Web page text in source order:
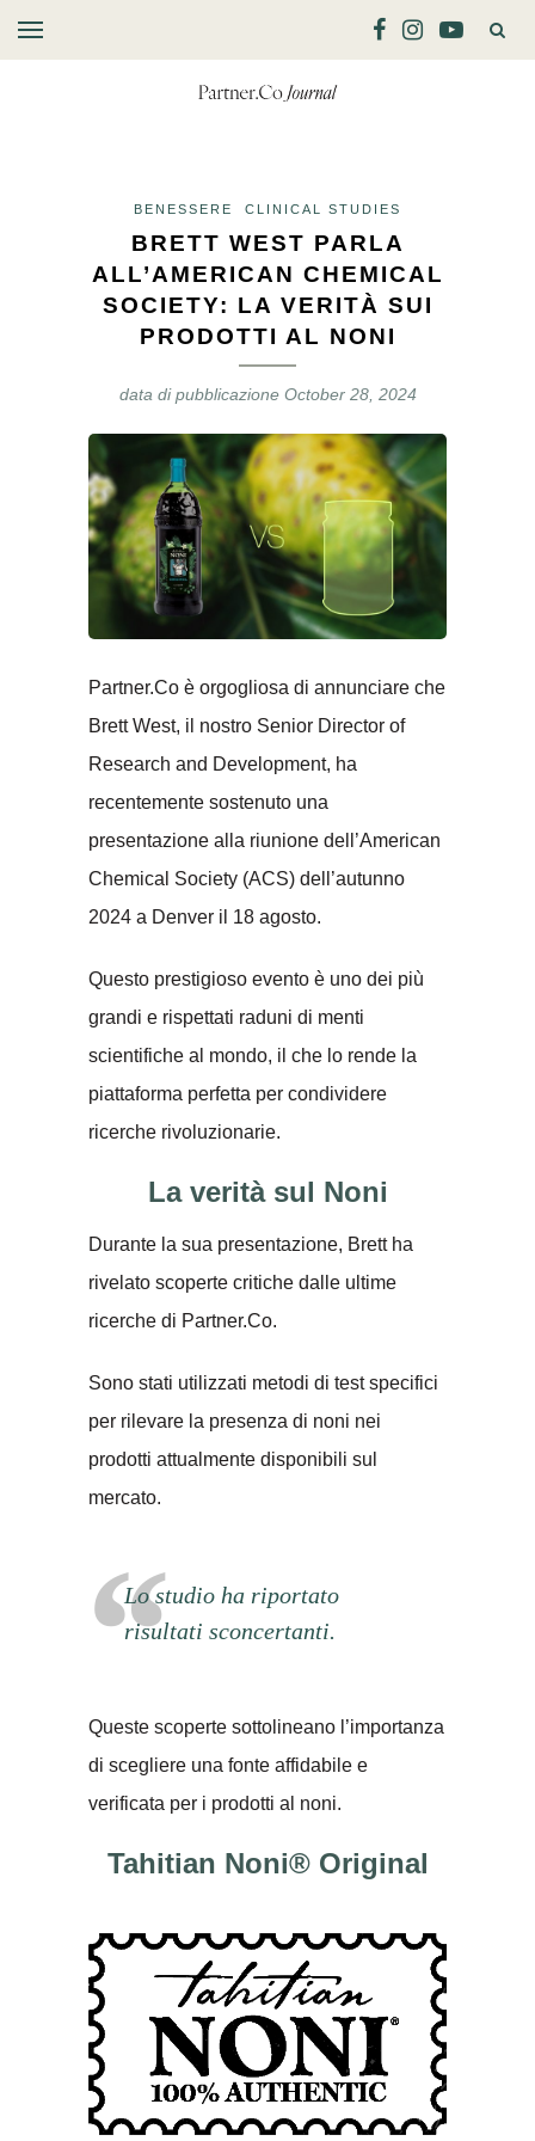
BENESSERE CLINICAL STUDIES
BRETT WEST PARLA
ALL’AMERICAN CHEMICAL
SOCIETY: LA VERITÀ SUI
PRODOTTI AL NONI
data di pubblicazione October 28, 2024
Partner.Co è orgogliosa di annunciare che
Brett West, il nostro Senior Director of
Research and Development, ha
recentemente sostenuto una
presentazione alla riunione dell’American
Chemical Society (ACS) dell’autunno
2024 a Denver il 18 agosto.
Questo prestigioso evento è uno dei più
grandi e rispettati raduni di menti
scientifiche al mondo, il che lo rende la
piattaforma perfetta per condividere
ricerche rivoluzionarie.
La verità sul Noni
Durante la sua presentazione, Brett ha
rivelato scoperte critiche dalle ultime
ricerche di Partner.Co.
Sono stati utilizzati metodi di test specifici
per rilevare la presenza di noni nei
prodotti attualmente disponibili sul
mercato.
Lo studio ha riportato
risultati sconcertanti.
Queste scoperte sottolineano l’importanza
di scegliere una fonte affidabile e
verificata per i prodotti al noni.
Tahitian Noni® Original